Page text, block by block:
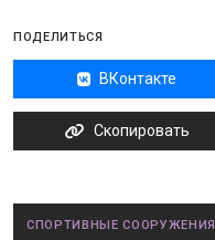
ПОДЕЛИТЬСЯ
ВКонтакте
Скопировать
СПОРТИВНЫЕ СООРУЖЕНИЯ